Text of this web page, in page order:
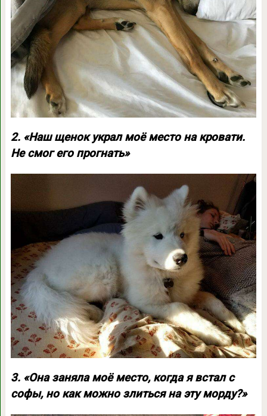
2. «Наш щенок украл моё место на кровати.
Не смог его прогнать»
3. «Она заняла моё место, когда я встал с
софы, но как можно злиться на эту морду?»